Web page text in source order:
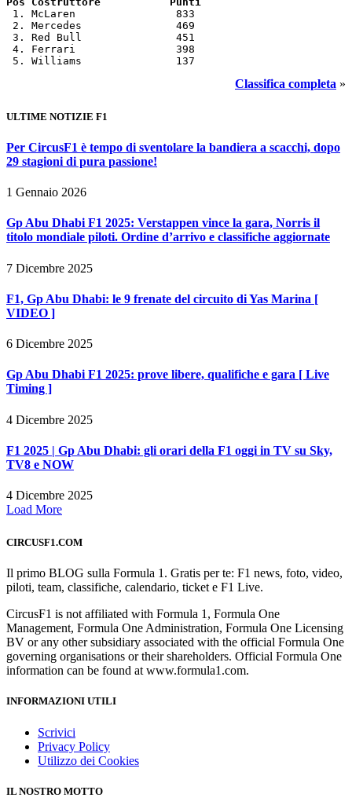
1. McLaren                833
2. Mercedes               469
3. Red Bull               451
4. Ferrari                398
5. Williams               137
Classifica completa »
ULTIME NOTIZIE F1
Per CircusF1 è tempo di sventolare la bandiera a scacchi, dopo
29 stagioni di pura passione!
1 Gennaio 2026
Gp Abu Dhabi F1 2025: Verstappen vince la gara, Norris il
titolo mondiale piloti. Ordine d’arrivo e classifiche aggiornate
7 Dicembre 2025
F1, Gp Abu Dhabi: le 9 frenate del circuito di Yas Marina [
VIDEO ]
6 Dicembre 2025
Gp Abu Dhabi F1 2025: prove libere, qualifiche e gara [ Live
Timing ]
4 Dicembre 2025
F1 2025 | Gp Abu Dhabi: gli orari della F1 oggi in TV su Sky,
TV8 e NOW
4 Dicembre 2025
Load More
CIRCUSF1.COM
Il primo BLOG sulla Formula 1. Gratis per te: F1 news, foto, video,
piloti, team, classifiche, calendario, ticket e F1 Live.
CircusF1 is not affiliated with Formula 1, Formula One
Management, Formula One Administration, Formula One Licensing
BV or any other subsidiary associated with the official Formula One
governing organisations or their shareholders. Official Formula One
information can be found at www.formula1.com.
INFORMAZIONI UTILI
Scrivici
Privacy Policy
Utilizzo dei Cookies
IL NOSTRO MOTTO